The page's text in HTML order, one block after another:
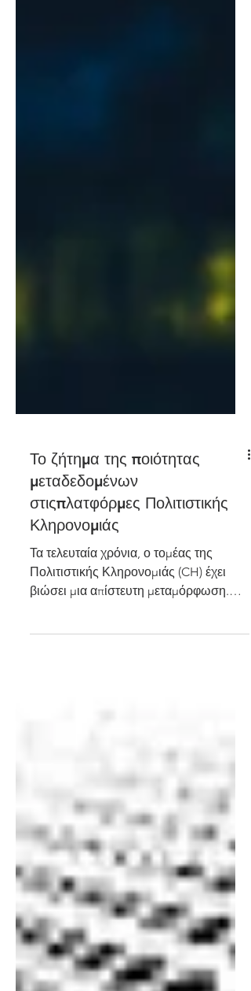
Το ζήτημα της ποιότητας
μεταδεδομένων
στιςπλατφόρμες Πολιτιστικής
Κληρονομιάς
Τα τελευταία χρόνια, ο τομέας της
Πολιτιστικής Κληρονομιάς (CH) έχει
Ένα κύμα μαζικών δραστηριοτήτων...